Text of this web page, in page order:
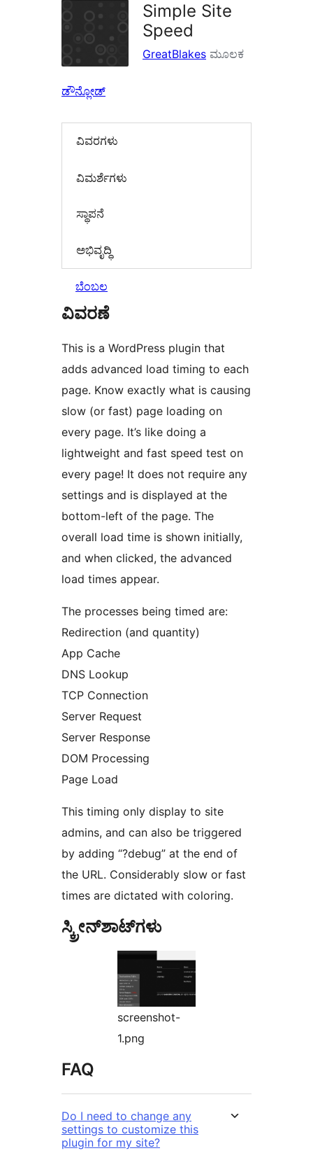
Simple Site
Speed
GreatBlakes ಮೂಲಕ
ಡೌನ್ಲೋಡ್
ವಿವರಗಳು
‍ವಿಮರ್ಶೆಗಳು‍
ಸ್ಥಾಪನೆ
ಅಭಿವೃದ್ಧಿ
ಬೆಂಬಲ
ವಿವರಣೆ
This is a WordPress plugin that
adds advanced load timing to each
page. Know exactly what is causing
slow (or fast) page loading on
every page. It’s like doing a
lightweight and fast speed test on
every page! It does not require any
settings and is displayed at the
bottom-left of the page. The
overall load time is shown initially,
and when clicked, the advanced
load times appear.
The processes being timed are:
Redirection (and quantity)
App Cache
DNS Lookup
TCP Connection
Server Request
Server Response
DOM Processing
Page Load
This timing only display to site
admins, and can also be triggered
by adding “?debug” at the end of
the URL. Considerably slow or fast
times are dictated with coloring.
ಸ್ಕ್ರೀನ್‌ಶಾಟ್‌ಗಳು
screenshot-
1.png
FAQ
Do I need to change any
settings to customize this
plugin for my site?